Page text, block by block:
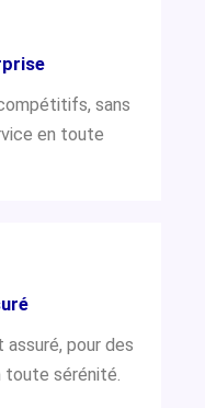
sans
en toute
pour des
sérénité.